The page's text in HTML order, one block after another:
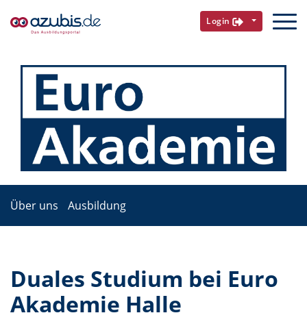
Login
Über uns Ausbildung
Duales Studium bei Euro
Akademie Halle